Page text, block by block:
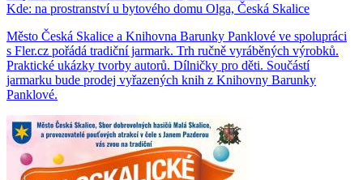
Kde: na prostranství u bytového domu Olga, Česká Skalice
Město Česká Skalice a Knihovna Barunky Panklové ve spolupráci
s Fler.cz pořádá tradiční jarmark. Trh ručně vyráběných výrobků.
Praktické ukázky tvorby autorů. Dílničky pro děti. Součástí
jarmarku bude prodej vyřazených knih z Knihovny Barunky
Panklové.